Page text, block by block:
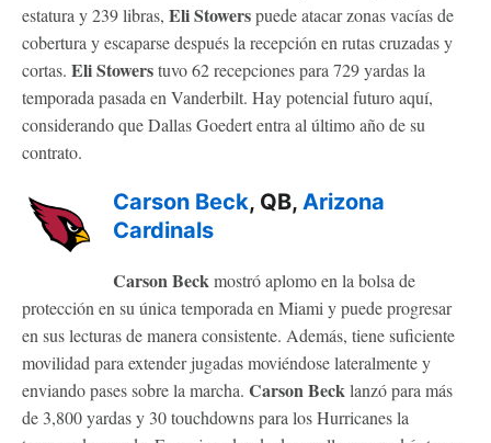
estatura y 239 libras, Eli Stowerspuede atacar zonas vacías de
cobertura y escaparse después la recepción en rutas cruzadas y
cortas. Eli Stowerstuvo 62 recepciones para 729 yardas la
temporada pasada en Vanderbilt. Hay potencial futuro aquí,
considerando que Dallas Goedert entra al último año de su
contrato.
Carson Beck, QB, Arizona
Cardinals
Carson Beckmostró aplomo en la bolsa de
protección en su única temporada en Miami y puede progresar
en sus lecturas de manera consistente. Además, tiene suficiente
movilidad para extender jugadas moviéndose lateralmente y
enviando pases sobre la marcha. Carson Becklanzó para más
de 3,800 yardas y 30 touchdowns para los Hurricanes la